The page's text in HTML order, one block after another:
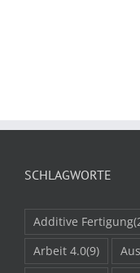
SCHLAGWORTE
Additive Fertigung
Arbeit 4.0(9)